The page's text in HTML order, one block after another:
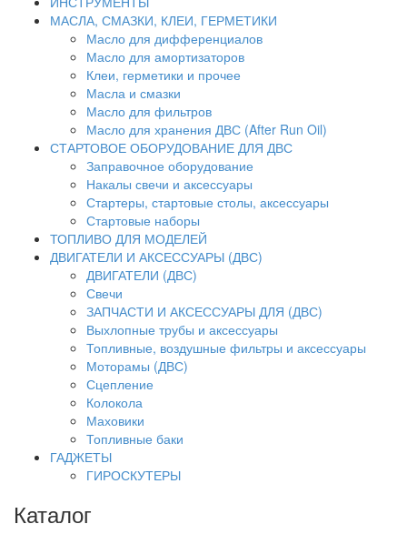
МАСЛА, СМАЗКИ, КЛЕИ, ГЕРМЕТИКИ
Масло для дифференциалов
Масло для амортизаторов
Клеи, герметики и прочее
Масла и смазки
Масло для фильтров
Масло для хранения ДВС (After Run Oil)
СТАРТОВОЕ ОБОРУДОВАНИЕ ДЛЯ ДВС
Заправочное оборудование
Накалы свечи и аксессуары
Стартеры, стартовые столы, аксессуары
Стартовые наборы
ТОПЛИВО ДЛЯ МОДЕЛЕЙ
ДВИГАТЕЛИ И АКСЕССУАРЫ (ДВС)
ДВИГАТЕЛИ (ДВС)
Свечи
ЗАПЧАСТИ И АКСЕССУАРЫ ДЛЯ (ДВС)
Выхлопные трубы и аксессуары
Топливные, воздушные фильтры и аксессуары
Моторамы (ДВС)
Сцепление
Колокола
Маховики
Топливные баки
ГАДЖЕТЫ
ГИРОСКУТЕРЫ
Каталог